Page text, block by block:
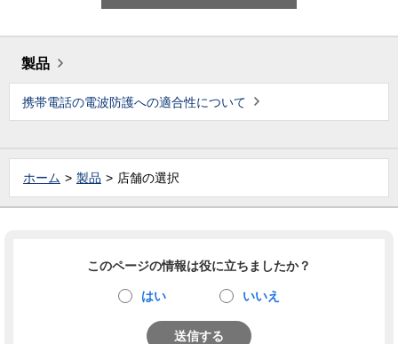
製品
携帯電話の電波防護への適合性について
ホーム 製品 店舗の選択
このページの情報は役に立ちましたか？
はい いいえ
送信する